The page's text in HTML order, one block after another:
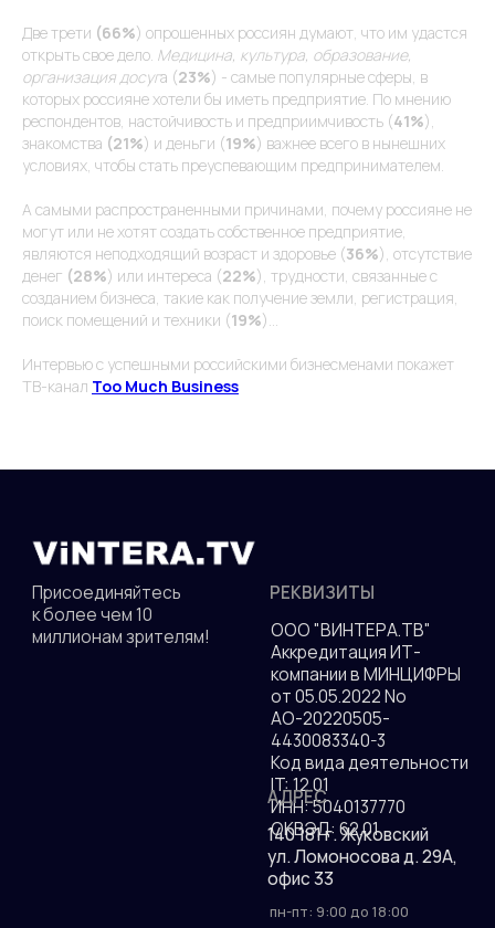
Две трети (66%) опрошенных россиян думают, что им удастся
открыть свое дело. Медицина, культура, образование,
организация досуга (23%) - самые популярные сферы, в
которых россияне хотели бы иметь предприятие. По мнению
респондентов, настойчивость и предприимчивость (41%),
знакомства (21%) и деньги (19%) важнее всего в нынешних
условиях, чтобы стать преуспевающим предпринимателем.
А самыми распространенными причинами, почему россияне не
могут или не хотят создать собственное предприятие,
являются неподходящий возраст и здоровье (36%), отсутствие
денег (28%) или интереса (22%), трудности, связанные с
созданием бизнеса, такие как получение земли, регистрация,
поиск помещений и техники (19%)…
Интервью с успешными российскими бизнесменами покажет
ТВ-канал Too Much Business
ООО "ВИНТЕРА.ТВ"
Аккредитация ИТ-
АО-20220505-
4430083340-3
Код вида деятельности
IT: 12.01
ИНН: 5040137770
ОКВЭД: 62.01
РЕКВИЗИТЫ
Присоединяйтесь
к более чем 10
миллионам зрителям!
АДРЕС
140 181 г. Жуковский
ул. Ломоносова д. 29А,
офис 33
Политика конфиденциальности
СКАЧАЙТЕ НАШЕ ПРИЛОЖЕНИЕ
ООО "ВИНТЕРА.ТВ"